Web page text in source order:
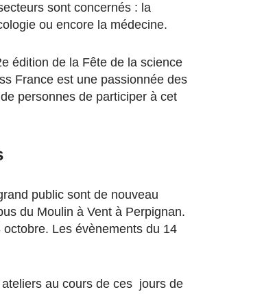
sont concernés : la
ou encore la médecine.
édition de la Fête de la science
France est une passionnée des
personnes de participer à cet
public sont de nouveau
du Moulin à Vent à Perpignan.
Les évènements du 14
au cours de ces jours de